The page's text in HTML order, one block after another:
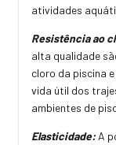
atividades
Resistência ao
alta qualidade
cloro da piscina
vida útil dos
ambientes de
Elasticidade: A